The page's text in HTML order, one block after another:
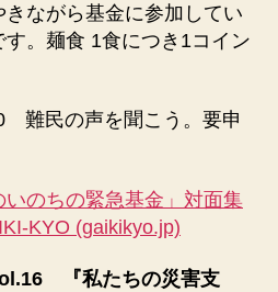
きながら基金に参加してい
す。麺食 1食につき1コイン
難民の声を聞こう。要申
いのちの緊急基金」対面集
KYO (gaikikyo.jp)
『私たちの災害支